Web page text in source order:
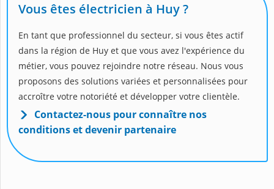
Vous êtes électricien à Huy ?
En tant que professionnel du secteur, si vous êtes actif
dans la région de Huy et que vous avez l'expérience du
métier, vous pouvez rejoindre notre réseau. Nous vous
proposons des solutions variées et personnalisées pour
accroître votre notoriété et développer votre clientèle.
Contactez-nous pour connaître nos
conditions et devenir partenaire